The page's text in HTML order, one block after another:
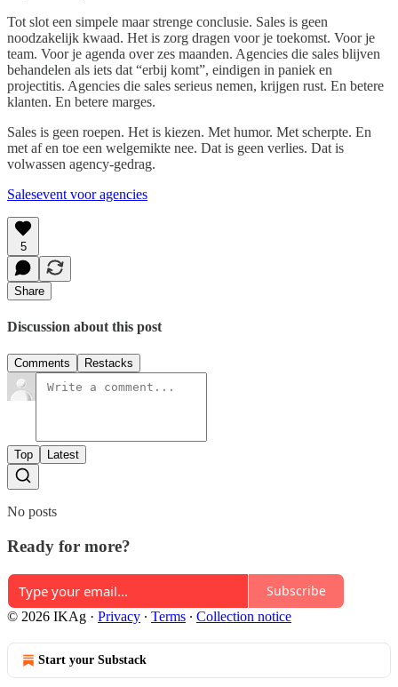
Tot slot een simpele maar strenge conclusie. Sales is geen
noodzakelijk kwaad. Het is zorg dragen voor je toekomst. Voor je
team. Voor je agenda over zes maanden. Agencies die sales blijven
behandelen als iets dat “erbij komt”, eindigen in paniek en
projectitis. Agencies die sales serieus nemen, krijgen rust. En betere
klanten. En betere marges.
Sales is geen roepen. Het is kiezen. Met humor. Met scherpte. En
met af en toe een welgemikte nee. Dat is geen verlies. Dat is
volwassen agency-gedrag.
Salesevent voor agencies
5
Share
Discussion about this post
Comments Restacks
Top Latest
No posts
Ready for more?
Subscribe
© 2026 IKAg · Privacy ∙ Terms ∙ Collection notice
Start your Substack